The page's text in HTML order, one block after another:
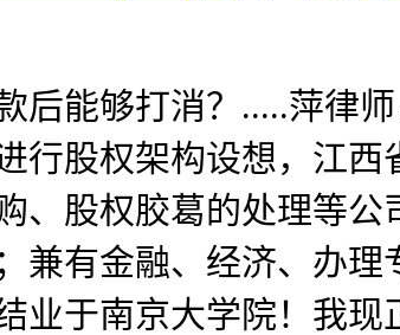
能够打消？.....萍律师
行股权架构设想，江
、股权胶葛的处理等
兼有金融、经济、办
业于南京大学院！我